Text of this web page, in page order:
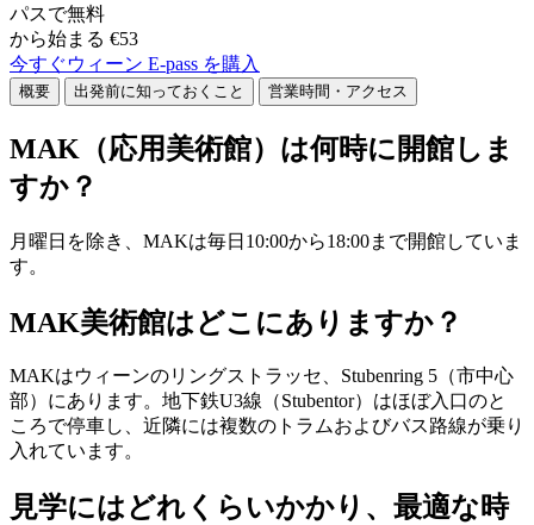
パスで無料
から始まる €53
今すぐウィーン E-pass を購入
概要 出発前に知っておくこと 営業時間・アクセス
MAK（応用美術館）は何時に開館しま
すか？
月曜日を除き、MAKは毎日10:00から18:00まで開館していま
す。
MAK美術館はどこにありますか？
MAKはウィーンのリングストラッセ、Stubenring 5（市中心
部）にあります。地下鉄U3線（Stubentor）はほぼ入口のと
ころで停車し、近隣には複数のトラムおよびバス路線が乗り
入れています。
見学にはどれくらいかかり、最適な時